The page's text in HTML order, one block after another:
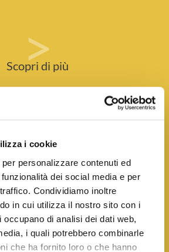
i cookie
personalizzare contenuti ed
dei social media e per
Condividiamo inoltre
in cui utilizza il nostro sito con i
di analisi dei dati web,
i quali potrebbero combinarle
che ha fornito loro o che hanno
>
Scopri di più
nel mercato postale e sta
come te per ampliare la sua
20 anni, possiamo essere
140 Agenzie in Italia. Siamo infatti
su 107 e in 19 regioni su 20. Più del
dai servizi Sailpost!